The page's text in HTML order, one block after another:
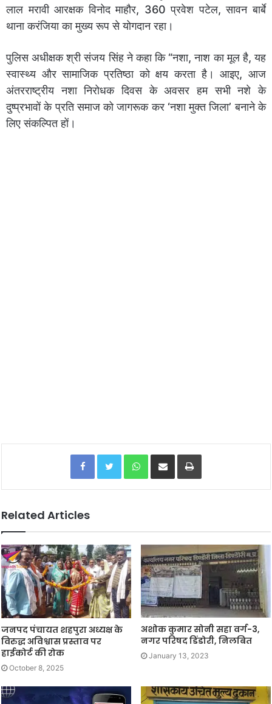
लाल मरावी आरक्षक विनोद माहौर, 360 प्रवेश पटेल, सावन बार्बे
थाना करंजिया का मुख्य रूप से योगदान रहा।
पुलिस अधीक्षक श्री संजय सिंह ने कहा कि “नशा, नाश का मूल है, यह
स्वास्थ्य और सामाजिक प्रतिष्ठा को क्षय करता है। आइए, आज
अंतरराष्ट्रीय नशा निरोधक दिवस के अवसर हम सभी नशे के
दुष्प्रभावों के प्रति समाज को जागरूक कर ‘नशा मुक्त जिला’ बनाने के
लिए संकल्पित हों।
Facebook Twitter WhatsApp
Related Articles
जनपद पंचायत शहपुरा अध्यक्ष के
विरुद्ध अविश्वास प्रस्ताव पर
हाईकोर्ट की रोक
October 8, 2025
अशोक कुमार सोनी सहा वर्ग-3,
नगर परिषद डिंडोरी, निलबित
January 13, 2023